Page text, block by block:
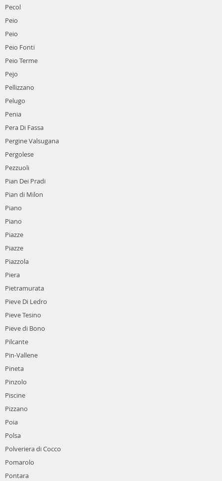
Pecol
Peio
Peio
Peio Fonti
Peio Terme
Pejo
Pellizzano
Pelugo
Penia
Pera Di Fassa
Pergine Valsugana
Pergolese
Pezzuoli
Pian Dei Pradi
Pian di Milon
Piano
Piano
Piazze
Piazze
Piazzola
Piera
Pietramurata
Pieve Di Ledro
Pieve Tesino
Pieve di Bono
Pilcante
Pin-Vallene
Pineta
Pinzolo
Piscine
Pizzano
Poia
Polsa
Polveriera di Cocco
Pomarolo
Pontara